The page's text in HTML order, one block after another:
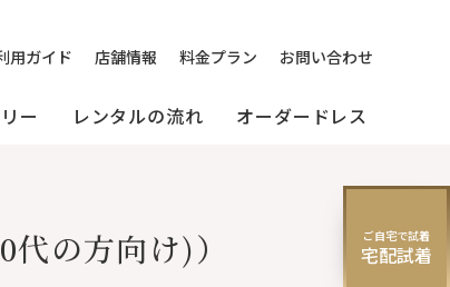
用ガイド 店舗情報 料金プラン お問い合わせ
パーティードレス
(20～30代の方向け)
ー レンタルの流れ
[来店]
試着・レンタルの流れ
オーダードレス
セミオーダードレス
(セレクトプラン)
の方向け)） ご自宅で試着
宅配試着